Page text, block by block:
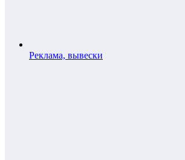
Реклама, вывески